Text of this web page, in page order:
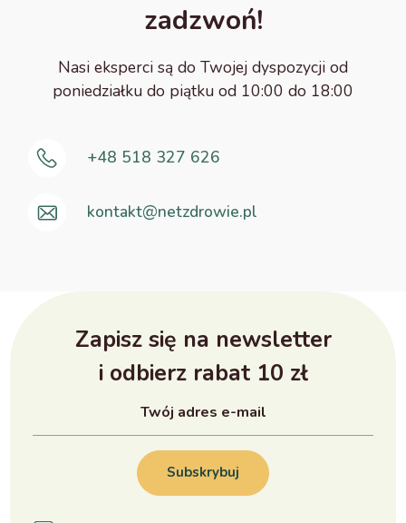
zadzwoń!
Nasi eksperci są do Twojej dyspozycji od
poniedziałku do piątku od 10:00 do 18:00
+48 518 327 626
kontakt@netzdrowie.pl
Zapisz się na newsletter
i odbierz rabat 10 zł
Subskrybuj